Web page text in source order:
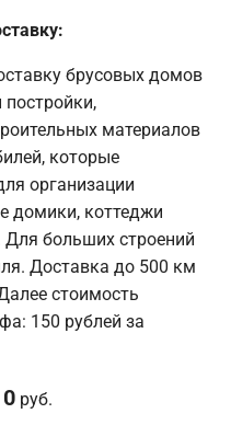
брусовых домов
материалов
которые
организации
домики, коттеджи
больших строений
Доставка до 500 км
стоимость
150 рублей за
0 руб.